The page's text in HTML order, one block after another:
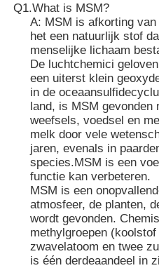
Het Gezamenlijke
MSM-Haarpoeder
De Organische Zwavel
Zuivere MSM-Kristallen
Q1.What is MSM?
A: MSM is afkorting
het een natuurlijk stof
menselijke lichaam
De luchtchemici
een uiterst klein
in de
land, is MSM gevonden
weefsels, voedsel en
melk door vele
jaren, evenals in
species.MSM is een
functie kan verbeteren.
MSM is een
atmosfeer, de planten,
wordt gevonden.
methylgroepen
zwavelatoom en twee
is één derdeaandeel in